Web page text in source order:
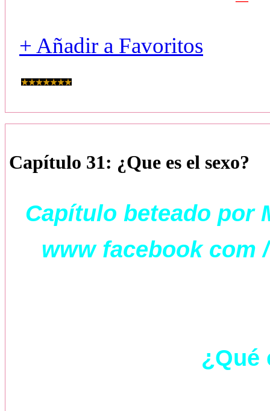
+ Añadir a Favoritos
Capítulo 31: ¿Que es el sexo?
Capítulo beteado por
www facebook com
¿Qué